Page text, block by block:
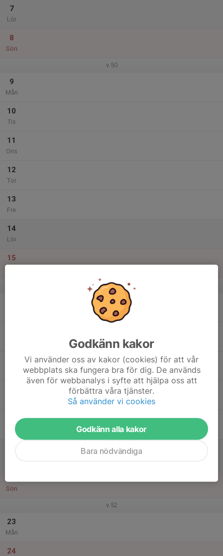
7
Lör
8
Sön
v.50
9
Mån
10
Tis
11
Ons
12
Tor
13
Fre
14
Lör
15
v.51
Fre
Sön
v.52
23
Mån
24
Godkänn kakor
Vi använder oss av kakor (cookies) för att vår
webbplats ska fungera bra för dig. De används
även för webbanalys i syfte att hjälpa oss att
förbättra våra tjänster.
Så använder vi cookies
Godkänn alla kakor
Bara nödvändiga